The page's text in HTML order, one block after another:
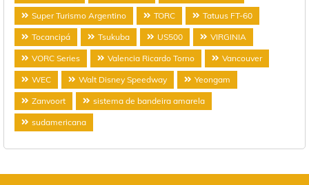
Super Turismo Argentino TORC Tatuus FT-60
Tocancipá Tsukuba US500 VIRGINIA
VORC Series Valencia Ricardo Torno Vancouver
WEC Walt Disney Speedway Yeongam
Zanvoort sistema de bandeira amarela
sudamericana